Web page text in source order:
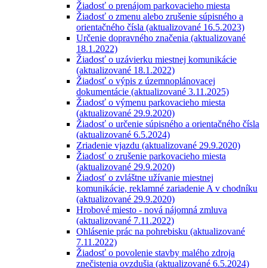
Žiadosť o prenájom parkovacieho miesta
Žiadosť o zmenu alebo zrušenie súpisného a
orientačného čísla (aktualizované 16.5.2023)
Určenie dopravného značenia (aktualizované
18.1.2022)
Žiadosť o uzávierku miestnej komunikácie
(aktualizované 18.1.2022)
Žiadosť o výpis z územnoplánovacej
dokumentácie (aktualizované 3.11.2025)
Žiadosť o výmenu parkovacieho miesta
(aktualizované 29.9.2020)
Žiadosť o určenie súpisného a orientačného čísla
(aktualizované 6.5.2024)
Zriadenie vjazdu (aktualizované 29.9.2020)
Žiadosť o zrušenie parkovacieho miesta
(aktualizované 29.9.2020)
Žiadosť o zvláštne užívanie miestnej
komunikácie, reklamné zariadenie A v chodníku
(aktualizované 29.9.2020)
Hrobové miesto - nová nájomná zmluva
(aktualizované 7.11.2022)
Ohlásenie prác na pohrebisku (aktualizované
7.11.2022)
Žiadosť o povolenie stavby malého zdroja
znečistenia ovzdušia (aktualizované 6.5.2024)